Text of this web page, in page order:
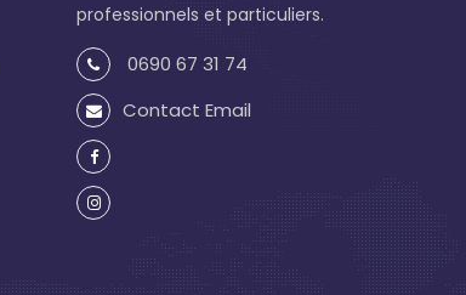
professionnels et particuliers.
0690 67 31 74
Contact Email